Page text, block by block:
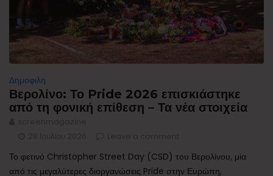
Δημοφιλή
Βερολίνο: Το Pride 2026 επισκιάστηκε
από τη φονική επίθεση – Τα νέα στοιχεία
Το φετινό Christopher Street Day (CSD) του Βερολίνου, μία
από τις μεγαλύτερες διοργανώσεις Pride στην Ευρώπη,